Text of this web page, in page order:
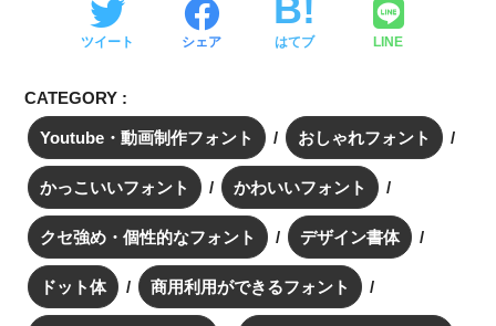
ツイート シェア はてブ LINE
CATEGORY :
Youtube・動画制作フォント おしゃれフォント
かっこいいフォント かわいいフォント
クセ強め・個性的なフォント デザイン書体
ドット体 商用利用ができるフォント